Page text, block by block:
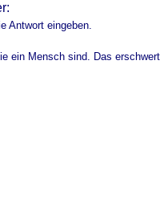
Antwort eingeben.
ein Mensch sind. Das erschwert